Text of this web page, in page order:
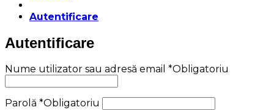
Autentificare
Autentificare
Nume utilizator sau adresă email *Obligatoriu
Parolă *Obligatoriu